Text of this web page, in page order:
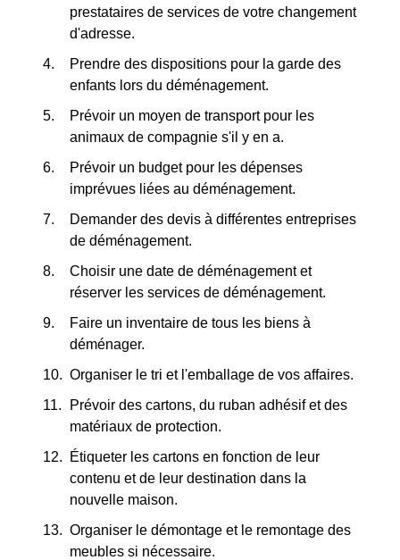
prestataires de services de votre changement
d'adresse.
Prendre des dispositions pour la garde des
enfants lors du déménagement.
Prévoir un moyen de transport pour les
animaux de compagnie s'il y en a.
Prévoir un budget pour les dépenses
imprévues liées au déménagement.
Demander des devis à différentes entreprises
de déménagement.
Choisir une date de déménagement et
réserver les services de déménagement.
Faire un inventaire de tous les biens à
déménager.
Organiser le tri et l'emballage de vos affaires.
Prévoir des cartons, du ruban adhésif et des
matériaux de protection.
Étiqueter les cartons en fonction de leur
contenu et de leur destination dans la
nouvelle maison.
Organiser le démontage et le remontage des
meubles si nécessaire.